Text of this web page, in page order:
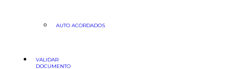
AUTO ACORDADOS
VALIDAR
DOCUMENTO